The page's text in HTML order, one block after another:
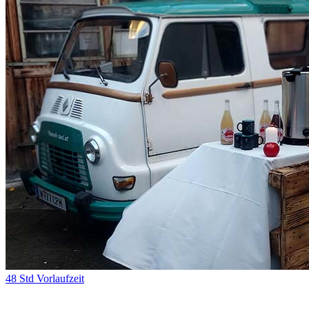
48 Std Vorlaufzeit